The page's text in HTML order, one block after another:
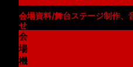
会場資料/舞台ステージ制作、
せ
会
場
資
機